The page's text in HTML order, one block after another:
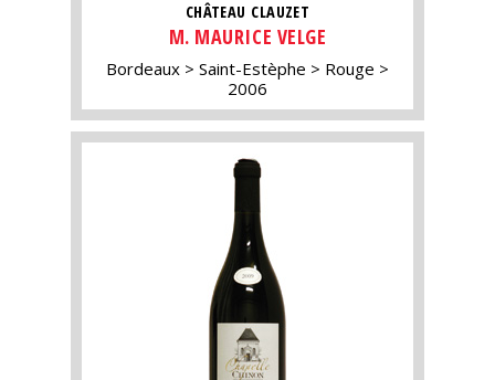
CHÂTEAU CLAUZET
M. MAURICE VELGE
Bordeaux Saint-Estèphe
Rouge
2006